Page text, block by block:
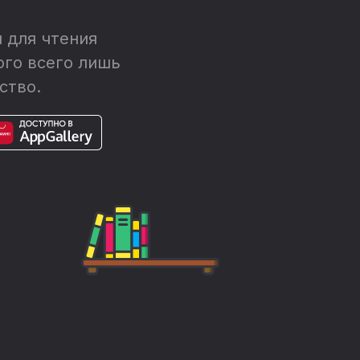
чтения
всего лишь